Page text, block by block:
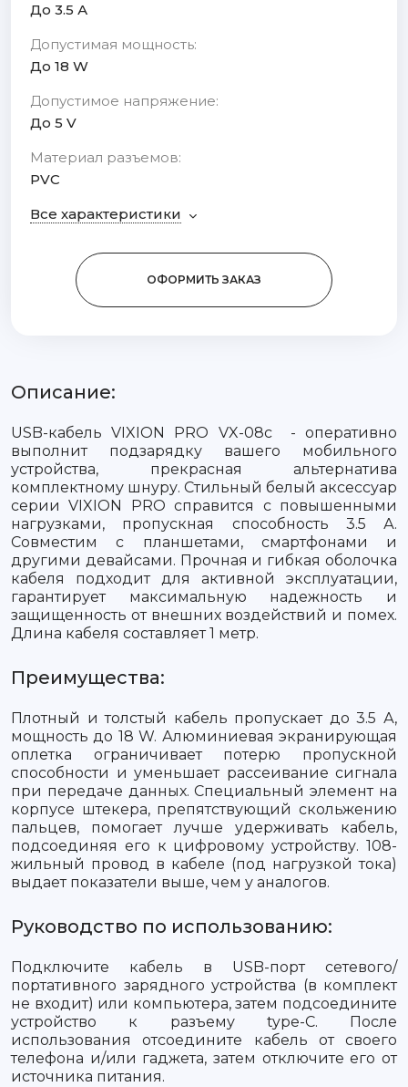
До 3.5 А
Допустимая мощность:
До 18 W
Допустимое напряжение:
До 5 V
Материал разъемов:
PVC
Все характеристики
ОФОРМИТЬ ЗАКАЗ
Описание:
USB-кабель VIXION PRO VX-08c - оперативно
выполнит подзарядку вашего мобильного
устройства, прекрасная альтернатива
комплектному шнуру. Стильный белый аксессуар
серии VIXION PRO справится с повышенными
нагрузками, пропускная способность 3.5 А.
Совместим с планшетами, смартфонами и
другими девайсами. Прочная и гибкая оболочка
кабеля подходит для активной эксплуатации,
гарантирует максимальную надежность и
защищенность от внешних воздействий и помех.
Длина кабеля составляет 1 метр.
Преимущества:
Плотный и толстый кабель пропускает до 3.5 А,
мощность до 18 W. Алюминиевая экранирующая
оплетка ограничивает потерю пропускной
способности и уменьшает рассеивание сигнала
при передаче данных. Специальный элемент на
корпусе штекера, препятствующий скольжению
пальцев, помогает лучше удерживать кабель,
подсоединяя его к цифровому устройству. 108-
жильный провод в кабеле (под нагрузкой тока)
выдает показатели выше, чем у аналогов.
Руководство по использованию:
Подключите кабель в USB-порт сетевого/
портативного зарядного устройства (в комплект
не входит) или компьютера, затем подсоедините
устройство к разъему type-C. После
использования отсоедините кабель от своего
телефона и/или гаджета, затем отключите его от
источника питания.